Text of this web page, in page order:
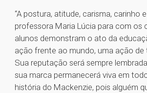
“A postura, atitude, carisma, carinho
professora Maria Lúcia para com os
alunos demonstram o ato da
ação frente ao mundo, uma ação
Sua reputação será sempre
sua marca permanecerá viva em
história do Mackenzie, pois alguém